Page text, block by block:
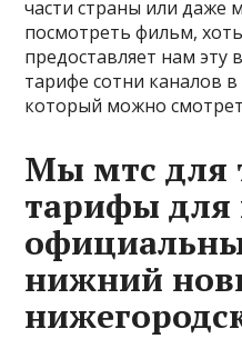
части страны или даже
посмотреть фильм,
предоставляет нам
тарифе сотни каналов
который можно
Мы мтс для
тарифы для
нижний